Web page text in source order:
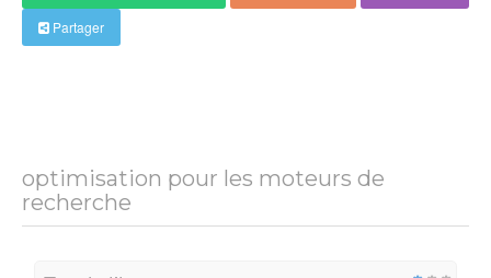
Partager
optimisation pour les moteurs de
recherche